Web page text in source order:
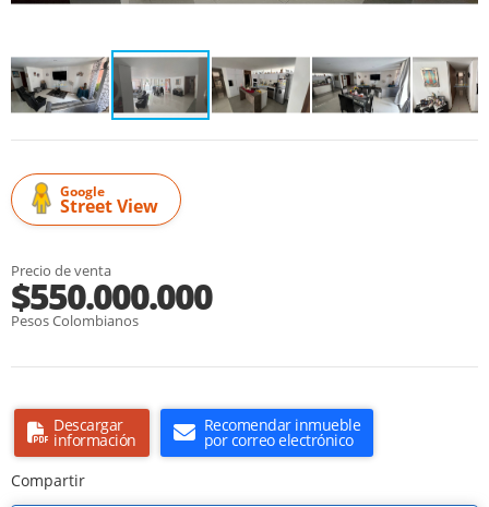
Google
Street View
Precio de venta
$550.000.000
Pesos Colombianos
Descargar
información
Recomendar inmueble
por correo electrónico
Compartir